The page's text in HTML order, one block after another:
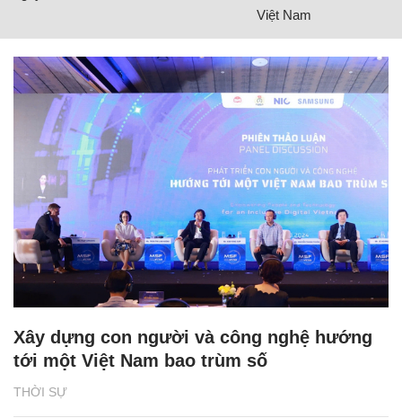
Việt Nam
THỜI SỰ
Xây dựng con người và công nghệ hướng
tới một Việt Nam bao trùm số